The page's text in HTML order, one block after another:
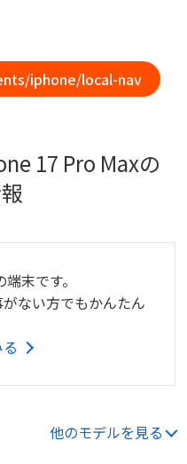
iphone/local-nav
17 Pro Maxの
末です。
ない方でもかんたん
他のモデルを見る